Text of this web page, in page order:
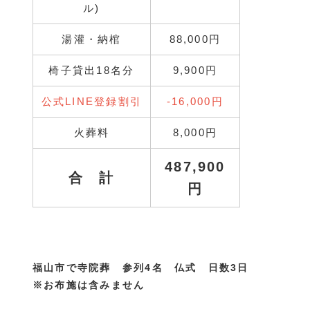
ル)
湯灌・納棺 88,000円
椅子貸出18名分 9,900円
公式LINE登録割引 ‐16,000円
火葬料 8,000円
合 計
487,900
円
福山市で寺院葬 参列4名 仏式 日数3日
※お布施は含みません